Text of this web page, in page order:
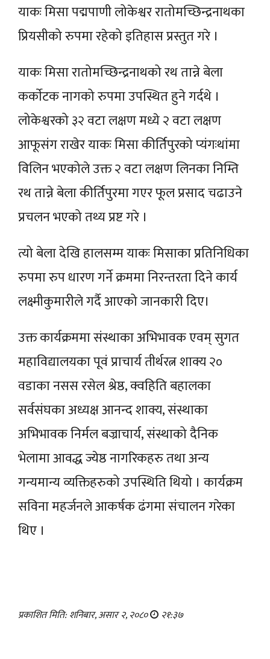
याकः मिसा पद्मपाणी लोकेश्वर रातोमच्छिन्द्रनाथका
प्रियसीको रुपमा रहेको इतिहास प्रस्तुत गरे ।
याकः मिसा रातोमच्छिन्द्रनाथको रथ तान्ने बेला
कर्काेटक नागको रुपमा उपस्थित हुने गर्दथे ।
लोकेश्वरको ३२ वटा लक्षण मध्ये २ वटा लक्षण
आफूसंग राखेर याकः मिसा कीर्तिपुरको प्यंगःथांमा
विलिन भएकोले उक्त २ वटा लक्षण लिनका निम्ति
रथ तान्ने बेला कीर्तिपुरमा गएर फूल प्रसाद चढाउने
प्रचलन भएको तथ्य प्रष्ट गरे ।
त्यो बेला देखि हालसम्म याकः मिसाका प्रतिनिधिका
रुपमा रुप धारण गर्ने क्रममा निरन्तरता दिने कार्य
लक्ष्मीकुमारीले गर्दै आएको जानकारी दिए।
उक्त कार्यक्रममा संस्थाका अभिभावक एवम् सुगत
महाविद्यालयका पूवं प्राचार्य तीर्थरत्न शाक्य २०
वडाका नसस रसेल श्रेष्ठ, क्वहिति बहालका
सर्वसंघका अध्यक्ष आनन्द शाक्य, संस्थाका
अभिभावक निर्मल बज्राचार्य, संस्थाको दैनिक
भेलामा आवद्ध ज्येष्ठ नागरिकहरु तथा अन्य
गन्यमान्य व्यक्तिहरुको उपस्थिति थियो । कार्यक्रम
सविना महर्जनले आकर्षक ढंगमा संचालन गरेका
थिए ।
प्रकाशित मिति: शनिबार, असार २, २०८० २१:३७